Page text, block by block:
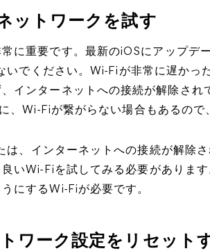
ットワークを試す
に重要です。最新のiOSにアップデ
いでください。Wi-Fiが非常に遅かっ
インターネットへの接続が解除され
、Wi-Fiが繋がらない場合もあるので
は、インターネットへの接続が解除
いWi-Fiを試してみる必要がありま
にするWi-Fiが必要です。
ワーク設定をリセット